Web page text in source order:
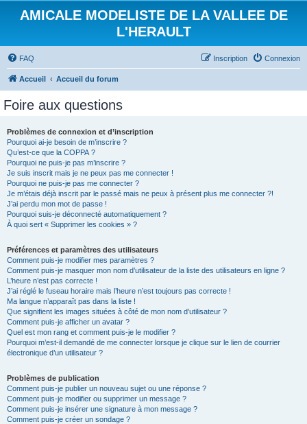
AMICALE MODELISTE DE LA VALLEE DE
L'HERAULT
FAQ Connexion
Inscription
Accueil Accueil du forum
Foire aux questions
Problèmes de connexion et d’inscription
Pourquoi ai-je besoin de m’inscrire ?
Qu’est-ce que la COPPA ?
Pourquoi ne puis-je pas m’inscrire ?
Je suis inscrit mais je ne peux pas me connecter !
Pourquoi ne puis-je pas me connecter ?
Je m’étais déjà inscrit par le passé mais ne peux à présent plus me connecter ?!
J’ai perdu mon mot de passe !
Pourquoi suis-je déconnecté automatiquement ?
À quoi sert « Supprimer les cookies » ?
Préférences et paramètres des utilisateurs
Comment puis-je modifier mes paramètres ?
Comment puis-je masquer mon nom d’utilisateur de la liste des utilisateurs en ligne ?
L’heure n’est pas correcte !
J’ai réglé le fuseau horaire mais l’heure n’est toujours pas correcte !
Ma langue n’apparaît pas dans la liste !
Que signifient les images situées à côté de mon nom d’utilisateur ?
Comment puis-je afficher un avatar ?
Quel est mon rang et comment puis-je le modifier ?
Pourquoi m’est-il demandé de me connecter lorsque je clique sur le lien de courrier
électronique d’un utilisateur ?
Problèmes de publication
Comment puis-je publier un nouveau sujet ou une réponse ?
Comment puis-je modifier ou supprimer un message ?
Comment puis-je insérer une signature à mon message ?
Comment puis-je créer un sondage ?